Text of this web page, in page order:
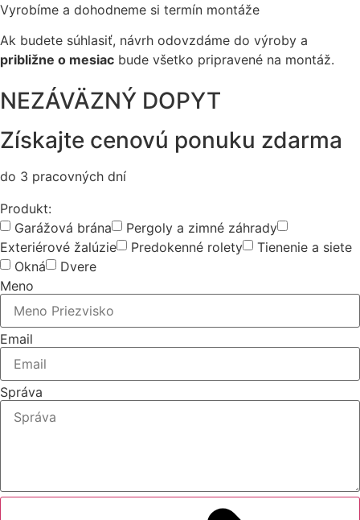
Vyrobíme a dohodneme si termín montáže
Ak budete súhlasiť, návrh odovzdáme do výroby a
približne o mesiac bude všetko pripravené na montáž.
NEZÁVÄZNÝ DOPYT
Získajte cenovú ponuku zdarma
do 3 pracovných dní
Produkt:
Garážová brána
Pergoly a zimné záhrady
Exteriérové žalúzie
Predokenné rolety
Tienenie a siete
Okná
Dvere
Meno
Email
Správa